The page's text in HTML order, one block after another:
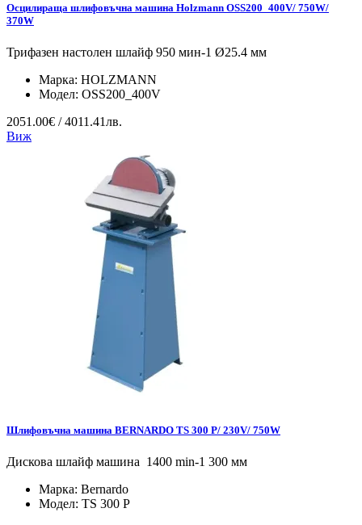
Осцилираща шлифовъчна машина Holzmann OSS200_400V/ 750W/
370W
Трифазен настолен шлайф 950 мин-1 Ø25.4 мм
Марка: HOLZMANN
Модел: OSS200_400V
2051.00€ / 4011.41лв.
Виж
Шлифовъчна машина BERNARDO TS 300 P/ 230V/ 750W
Дискова шлайф машина 1400 min-1 300 мм
Марка: Bernardo
Модел: TS 300 P